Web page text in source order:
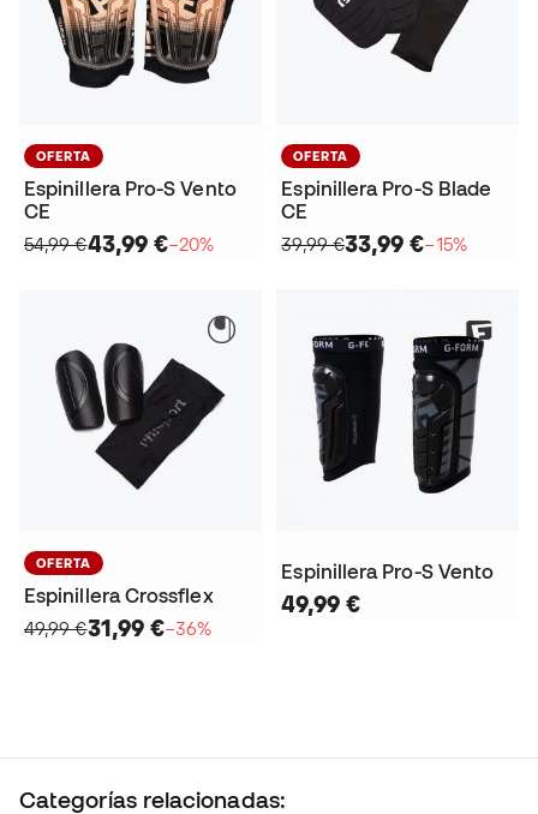
OFERTA
Espinillera Pro-S Vento
CE
54,99 €43,99 €−20%
OFERTA
Espinillera Pro-S Blade
CE
39,99 €33,99 €−15%
OFERTA
Espinillera Crossflex
49,99 €31,99 €−36%
Espinillera Pro-S Vento
49,99 €
Categorías relacionadas: